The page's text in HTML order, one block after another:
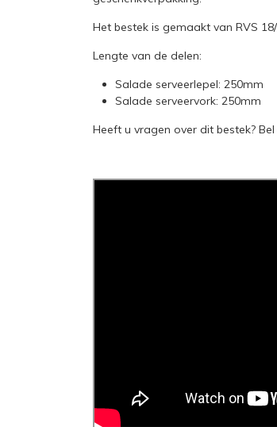
Het bestek is gemaakt van RVS
Lengte van de delen:
Salade serveerlepel: 250mm
Salade serveervork: 250mm
Heeft u vragen over dit bestek?